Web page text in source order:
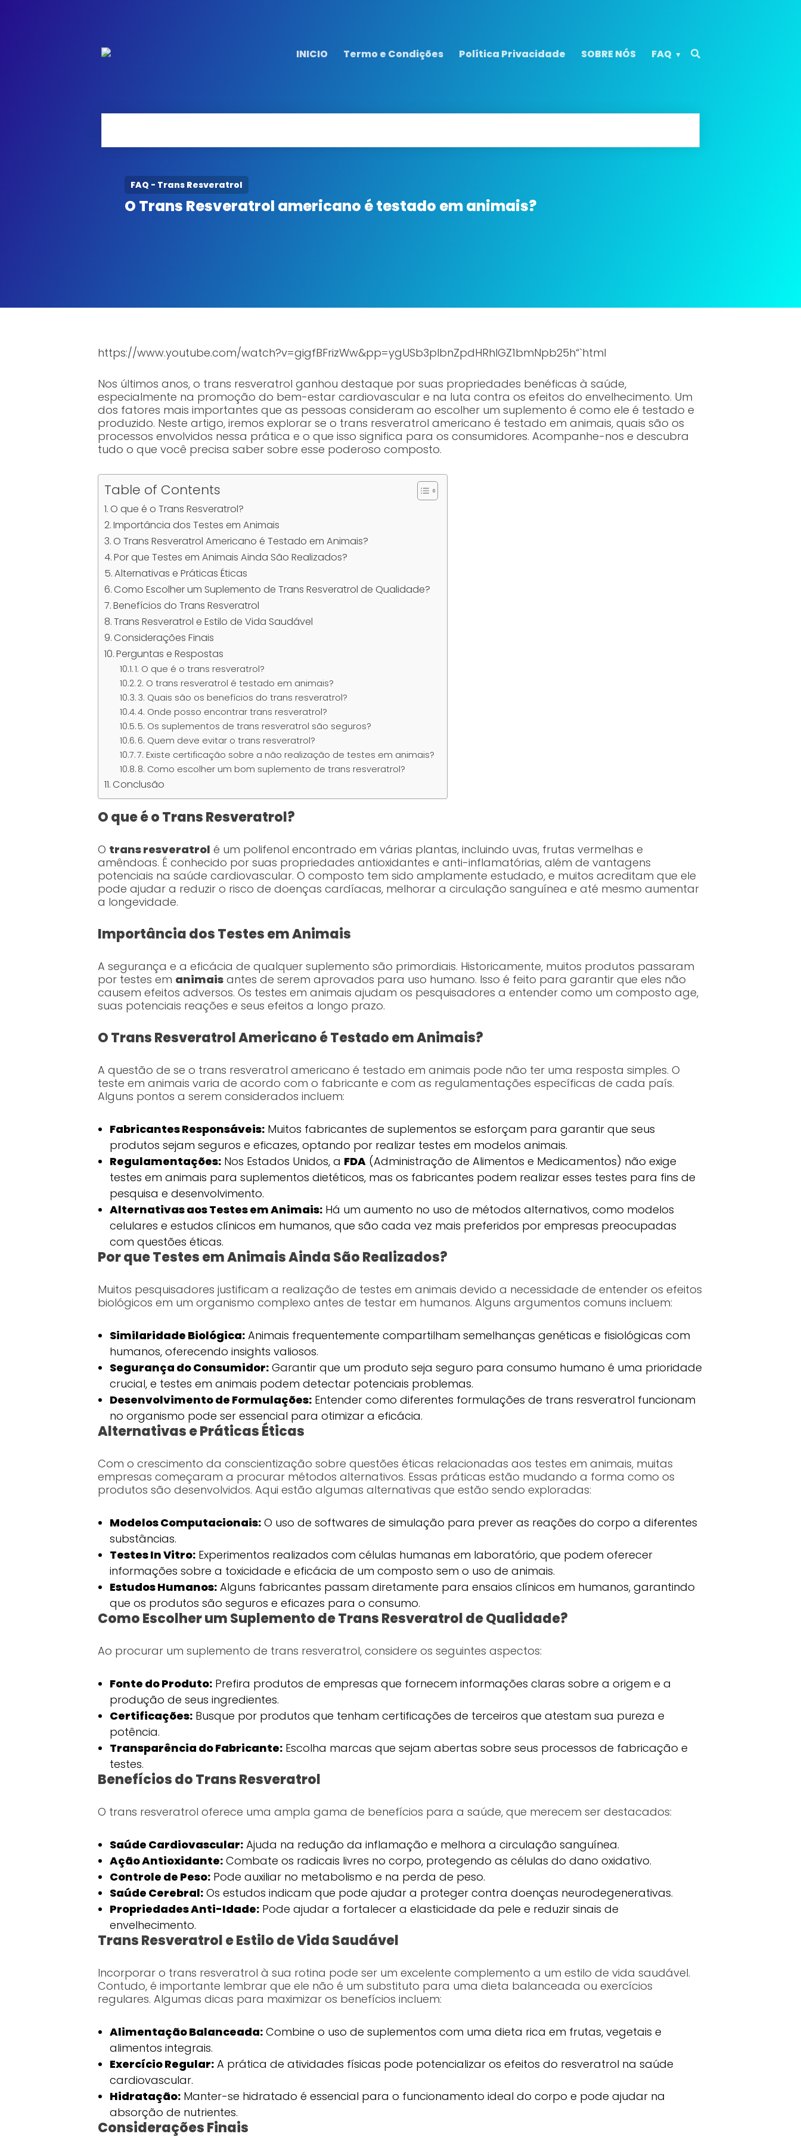
INICIO Termo e Condições Política Privacidade SOBRE NÓS FAQ
FAQ - Trans Resveratrol
O Trans Resveratrol americano é testado em animais?
https://www.youtube.com/watch?v=gigfBFrizWw&pp=ygUSb3plbnZpdHRhIGZ1bmNpb25h“`html
Nos últimos anos, o trans resveratrol ganhou destaque por suas propriedades benéficas à saúde,
especialmente na promoção do bem-estar cardiovascular e na luta contra os efeitos do envelhecimento. Um
dos fatores mais importantes que as pessoas consideram ao escolher um suplemento é como ele é testado e
produzido. Neste artigo, iremos explorar se o trans resveratrol americano é testado em animais, quais são os
processos envolvidos nessa prática e o que isso significa para os consumidores. Acompanhe-nos e descubra
tudo o que você precisa saber sobre esse poderoso composto.
Table of Contents
O que é o Trans Resveratrol?
Importância dos Testes em Animais
O Trans Resveratrol Americano é Testado em Animais?
Por que Testes em Animais Ainda São Realizados?
Alternativas e Práticas Éticas
Como Escolher um Suplemento de Trans Resveratrol de Qualidade?
Benefícios do Trans Resveratrol
Trans Resveratrol e Estilo de Vida Saudável
Considerações Finais
Perguntas e Respostas
1. O que é o trans resveratrol?
2. O trans resveratrol é testado em animais?
3. Quais são os benefícios do trans resveratrol?
4. Onde posso encontrar trans resveratrol?
5. Os suplementos de trans resveratrol são seguros?
6. Quem deve evitar o trans resveratrol?
7. Existe certificação sobre a não realização de testes em animais?
8. Como escolher um bom suplemento de trans resveratrol?
Conclusão
O que é o Trans Resveratrol?
O trans resveratrol é um polifenol encontrado em várias plantas, incluindo uvas, frutas vermelhas e
amêndoas. É conhecido por suas propriedades antioxidantes e anti-inflamatórias, além de vantagens
potenciais na saúde cardiovascular. O composto tem sido amplamente estudado, e muitos acreditam que ele
pode ajudar a reduzir o risco de doenças cardíacas, melhorar a circulação sanguínea e até mesmo aumentar
a longevidade.
Importância dos Testes em Animais
A segurança e a eficácia de qualquer suplemento são primordiais. Historicamente, muitos produtos passaram
por testes em animaisantes de serem aprovados para uso humano. Isso é feito para garantir que eles não
causem efeitos adversos. Os testes em animais ajudam os pesquisadores a entender como um composto age,
suas potenciais reações e seus efeitos a longo prazo.
O Trans Resveratrol Americano é Testado em Animais?
A questão de se o trans resveratrol americano é testado em animais pode não ter uma resposta simples. O
teste em animais varia de acordo com o fabricante e com as regulamentações específicas de cada país.
Alguns pontos a serem considerados incluem:
Fabricantes Responsáveis:Muitos fabricantes de suplementos se esforçam para garantir que seus
produtos sejam seguros e eficazes, optando por realizar testes em modelos animais.
Regulamentações:Nos Estados Unidos, a FDA(Administração de Alimentos e Medicamentos) não exige
testes em animais para suplementos dietéticos, mas os fabricantes podem realizar esses testes para fins de
pesquisa e desenvolvimento.
Alternativas aos Testes em Animais:Há um aumento no uso de métodos alternativos, como modelos
celulares e estudos clínicos em humanos, que são cada vez mais preferidos por empresas preocupadas
com questões éticas.
Por que Testes em Animais Ainda São Realizados?
Muitos pesquisadores justificam a realização de testes em animais devido a necessidade de entender os efeitos
biológicos em um organismo complexo antes de testar em humanos. Alguns argumentos comuns incluem:
Similaridade Biológica:Animais frequentemente compartilham semelhanças genéticas e fisiológicas com
humanos, oferecendo insights valiosos.
Segurança do Consumidor:Garantir que um produto seja seguro para consumo humano é uma prioridade
crucial, e testes em animais podem detectar potenciais problemas.
Desenvolvimento de Formulações:Entender como diferentes formulações de trans resveratrol funcionam
no organismo pode ser essencial para otimizar a eficácia.
Alternativas e Práticas Éticas
Com o crescimento da conscientização sobre questões éticas relacionadas aos testes em animais, muitas
empresas começaram a procurar métodos alternativos. Essas práticas estão mudando a forma como os
produtos são desenvolvidos. Aqui estão algumas alternativas que estão sendo exploradas:
Modelos Computacionais:O uso de softwares de simulação para prever as reações do corpo a diferentes
substâncias.
Testes In Vitro:Experimentos realizados com células humanas em laboratório, que podem oferecer
informações sobre a toxicidade e eficácia de um composto sem o uso de animais.
Estudos Humanos:Alguns fabricantes passam diretamente para ensaios clínicos em humanos, garantindo
que os produtos são seguros e eficazes para o consumo.
Como Escolher um Suplemento de Trans Resveratrol de Qualidade?
Ao procurar um suplemento de trans resveratrol, considere os seguintes aspectos:
Fonte do Produto:Prefira produtos de empresas que fornecem informações claras sobre a origem e a
produção de seus ingredientes.
Certificações:Busque por produtos que tenham certificações de terceiros que atestam sua pureza e
potência.
Transparência do Fabricante:Escolha marcas que sejam abertas sobre seus processos de fabricação e
testes.
Benefícios do Trans Resveratrol
O trans resveratrol oferece uma ampla gama de benefícios para a saúde, que merecem ser destacados:
Saúde Cardiovascular:Ajuda na redução da inflamação e melhora a circulação sanguínea.
Ação Antioxidante:Combate os radicais livres no corpo, protegendo as células do dano oxidativo.
Controle de Peso:Pode auxiliar no metabolismo e na perda de peso.
Saúde Cerebral:Os estudos indicam que pode ajudar a proteger contra doenças neurodegenerativas.
Propriedades Anti-Idade:Pode ajudar a fortalecer a elasticidade da pele e reduzir sinais de
envelhecimento.
Trans Resveratrol e Estilo de Vida Saudável
Incorporar o trans resveratrol à sua rotina pode ser um excelente complemento a um estilo de vida saudável.
Contudo, é importante lembrar que ele não é um substituto para uma dieta balanceada ou exercícios
regulares. Algumas dicas para maximizar os benefícios incluem:
Alimentação Balanceada:Combine o uso de suplementos com uma dieta rica em frutas, vegetais e
alimentos integrais.
Exercício Regular:A prática de atividades físicas pode potencializar os efeitos do resveratrol na saúde
cardiovascular.
Hidratação:Manter-se hidratado é essencial para o funcionamento ideal do corpo e pode ajudar na
absorção de nutrientes.
Considerações Finais